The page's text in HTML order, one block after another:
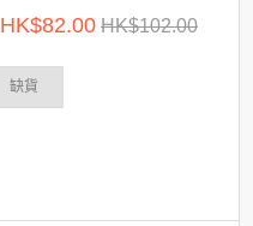
HK$82.00 HK$102.00
缺貨